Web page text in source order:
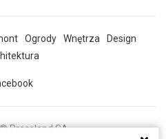
Ogrody Wnętrza
Design
Pressland SA